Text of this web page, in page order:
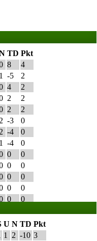
TD Pkt
8
4
1 -5
2
4
2
2
2
2
2
2 -3
0
2 -4
0
1 -4
0
0
0
0
0
0
0
0
0
0 0
U N TD Pkt
1 2 -10 3